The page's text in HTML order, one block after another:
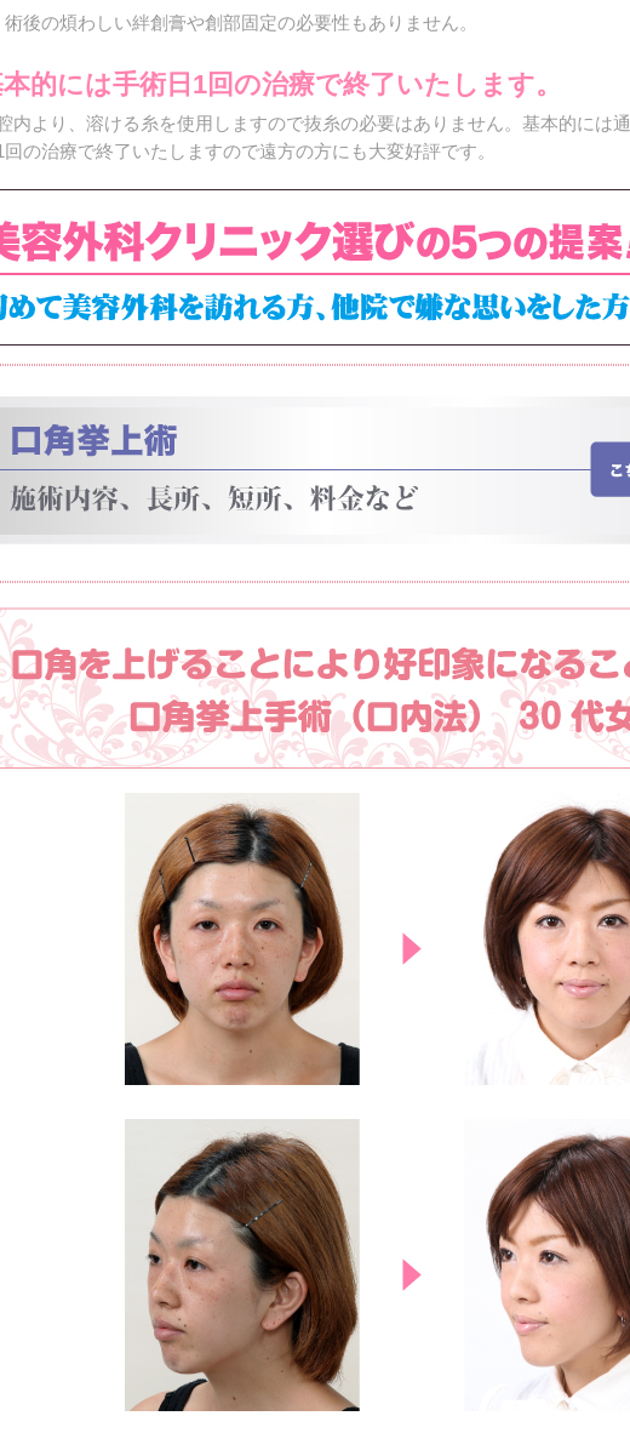
術後の煩わしい絆創膏や創部固定の必要性もありません。
的には手術日1回の治療で終了いたします。
内より、溶ける糸を使用しますので抜糸の必要はありません。基本的には
回の治療で終了いたしますので遠方の方にも大変好評です。